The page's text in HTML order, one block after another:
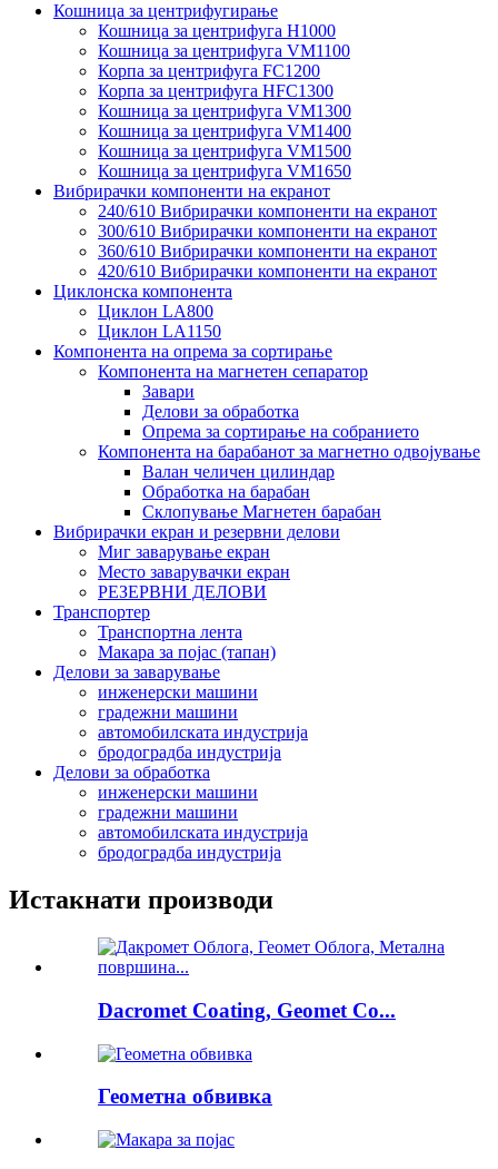
Кошница за центрифугирање
Кошница за центрифуга H1000
Кошница за центрифуга VM1100
Корпа за центрифуга FC1200
Корпа за центрифуга HFC1300
Кошница за центрифуга VM1300
Кошница за центрифуга VM1400
Кошница за центрифуга VM1500
Кошница за центрифуга VM1650
Вибрирачки компоненти на екранот
240/610 Вибрирачки компоненти на екранот
300/610 Вибрирачки компоненти на екранот
360/610 Вибрирачки компоненти на екранот
420/610 Вибрирачки компоненти на екранот
Циклонска компонента
Циклон LA800
Циклон LA1150
Компонента на опрема за сортирање
Компонента на магнетен сепаратор
Завари
Делови за обработка
Опрема за сортирање на собранието
Компонента на барабанот за магнетно одвојување
Валан челичен цилиндар
Обработка на барабан
Склопување Магнетен барабан
Вибрирачки екран и резервни делови
Миг заварување екран
Место заварувачки екран
РЕЗЕРВНИ ДЕЛОВИ
Транспортер
Транспортна лента
Макара за појас (тапан)
Делови за заварување
инженерски машини
градежни машини
автомобилската индустрија
бродоградба индустрија
Делови за обработка
инженерски машини
градежни машини
автомобилската индустрија
бродоградба индустрија
Истакнати производи
Dacromet Coating, Geomet Co...
Геометна обвивка